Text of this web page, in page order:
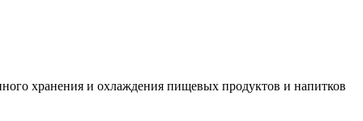
хранения и охлаждения пищевых продуктов и напитков